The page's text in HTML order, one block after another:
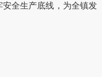
全生产底线，为全镇发